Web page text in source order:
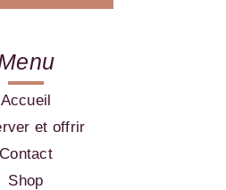
Accueil
et offrir
Contact
Shop